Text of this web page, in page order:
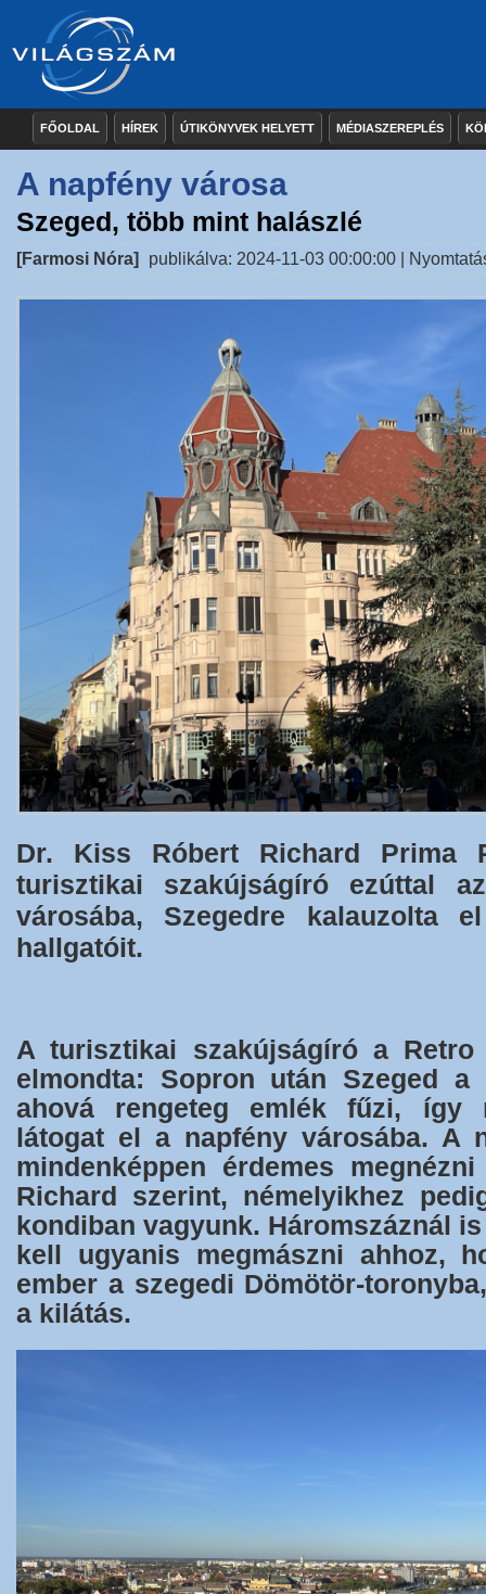
FŐOLDAL HÍREK ÚTIKÖNYVEK HELYETT MÉDIASZEREPLÉS
A napfény városa
Szeged, több mint halászlé
[Farmosi Nóra] publikálva: 2024-11-03 00:00:00 |
Dr. Kiss Róbert Richard Prima
turisztikai szakújságíró ezúttal
városába, Szegedre kalauzolta
hallgatóit.
A turisztikai szakújságíró a Retro
elmondta: Sopron után Szeged a
ahová rengeteg emlék fűzi, így
látogat el a napfény városába. A
mindenképpen érdemes
Richard szerint, némelyikhez
kondiban vagyunk. Háromszáznál
kell ugyanis megmászni ahhoz,
ember a szegedi Dömötör-
a kilátás.